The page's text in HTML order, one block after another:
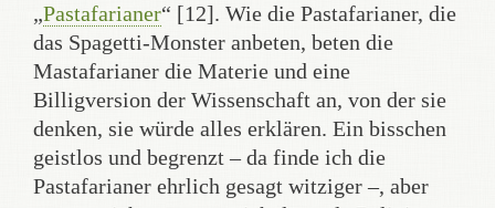
„Pastafarianer“ [12]. Wie die Pastafarianer, die
das Spagetti-Monster anbeten, beten die
Mastafarianer die Materie und eine
Billigversion der Wissenschaft an, von der sie
denken, sie würde alles erklären. Ein bisschen
geistlos und begrenzt – da finde ich die
Pastafarianer ehrlich gesagt witziger –, aber